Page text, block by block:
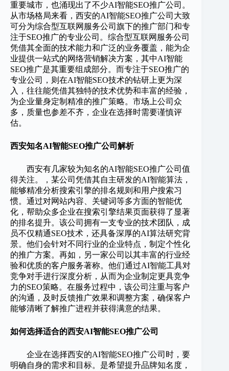
重要城市，也涌现出了不少AI智能SEO推广公司。
从市场格局来看，西安的AI智能SEO推广公司大致
可分为综合型互联网服务公司旗下的推广部门和专
注于SEO推广的专业公司。综合型互联网服务公司
凭借其全面的技术能力和广泛的业务覆盖，能为企
业提供一站式的网络营销解决方案，其中AI智能
SEO推广是其重要组成部分。而专注于SEO推广的
专业公司，则在AI智能SEO技术的钻研上更为深
入，往往能凭借其独特的技术优势和丰富的经验，
为企业量身定制精准的推广策略。市场上公司众
多，质量也参差不齐，企业在选择时需要谨慎评
估。
西安知名AI智能SEO推广公司解析
西安有几家较为知名的AI智能SEO推广公司值
得关注。，某公司凭借其自主研发的AI智能算法，
能够精准分析搜索引擎的排名规则和用户搜索习
惯。通过对网站内容、关键词等多方面的智能优
化，帮助众多企业在搜索引擎结果页面获得了显著
的排名提升。该公司拥有一支专业的技术团队，成
员不仅精通SEO技术，还具备深厚的AI算法研究背
景。他们会针对不同行业的企业特点，制定个性化
的推广方案。再如，另一家公司以其丰富的行业经
验和优质的客户服务著称。他们通过AI智能工具对
竞争对手进行深度分析，从而为企业制定更具竞争
力的SEO策略。在服务过程中，该公司注重与客户
的沟通，及时反馈推广效果和调整方案，确保客户
能够清晰了解推广进程并获得满意的结果。
如何选择适合的西安AI智能SEO推广公司
企业在选择西安的AI智能SEO推广公司时，要
明确自身的需求和目标。是希望提升品牌知名度，